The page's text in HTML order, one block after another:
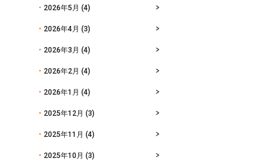
2026年5月 (4)
2026年4月 (3)
2026年3月 (4)
2026年2月 (4)
2026年1月 (4)
2025年12月 (3)
2025年11月 (4)
2025年10月 (3)